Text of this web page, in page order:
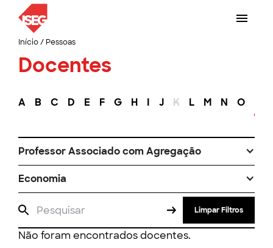
Início/ Pessoas
Docentes
A B C D E F G H I J K L M N O
Professor Associado com Agregação
Economia
Limpar Filtros
Não foram encontrados docentes.